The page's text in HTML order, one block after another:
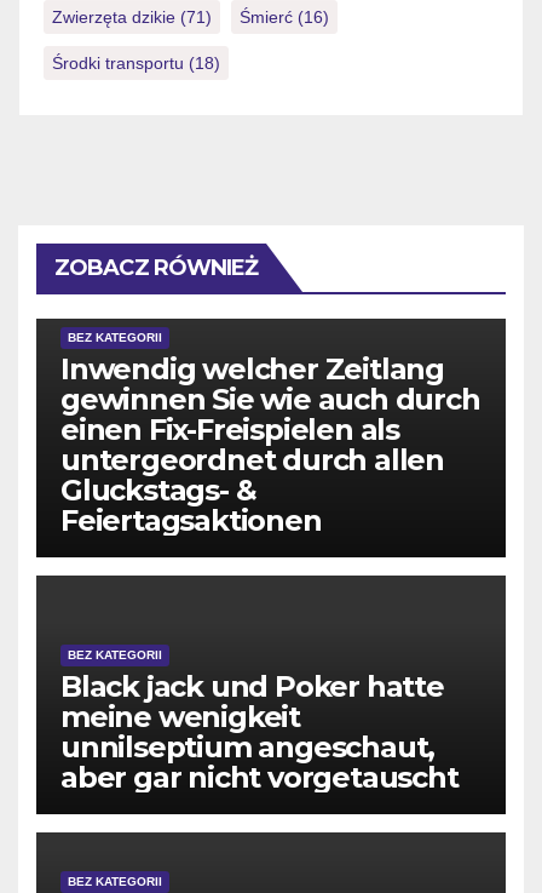
Zwierzęta dzikie (71) Śmierć (16)
Środki transportu (18)
ZOBACZ RÓWNIEŻ
BEZ KATEGORII
Inwendig welcher Zeitlang
gewinnen Sie wie auch durch
einen Fix-Freispielen als
untergeordnet durch allen
Gluckstags- &
Feiertagsaktionen
BEZ KATEGORII
Black jack und Poker hatte
meine wenigkeit
unnilseptium angeschaut,
aber gar nicht vorgetauscht
BEZ KATEGORII